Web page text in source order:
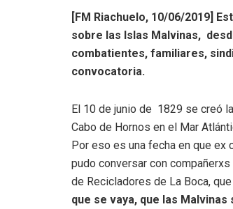
[FM Riachuelo, 10/06/2019]
sobre las Islas Malvinas,
combatientes, familiares,
convocatoria.
El 10 de junio de 1829 se creó
Cabo de Hornos en el Mar
Por eso es una fecha en que
pudo conversar con
de Recicladores de La Boca,
que se vaya, que las Malvinas